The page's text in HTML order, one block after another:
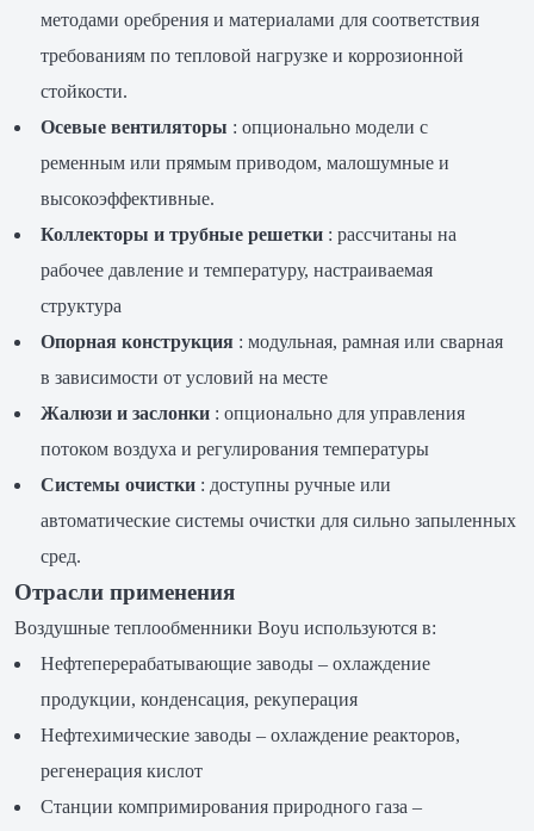
методами оребрения и материалами для соответствия
требованиям по тепловой нагрузке и коррозионной
стойкости.
Осевые вентиляторы : опционально модели с
ременным или прямым приводом, малошумные и
высокоэффективные.
Коллекторы и трубные решетки: рассчитаны на
рабочее давление и температуру, настраиваемая
структура
Опорная конструкция: модульная, рамная или сварная
в зависимости от условий на месте
Жалюзи и заслонки: опционально для управления
потоком воздуха и регулирования температуры
Системы очистки: доступны ручные или
автоматические системы очистки для сильно запыленных
сред.
Отрасли применения
Воздушные теплообменники Boyu используются в:
Нефтеперерабатывающие заводы – охлаждение
продукции, конденсация, рекуперация
Нефтехимические заводы – охлаждение реакторов,
регенерация кислот
Станции компримирования природного газа –